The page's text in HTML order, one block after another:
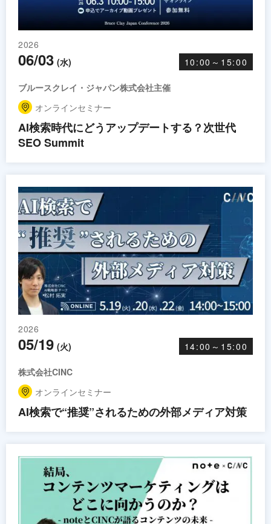
2026
06/03 (水) 10:00～15:00
ブルースクレイ・ジャパン株式会社主催
オンラインセミナー
AI検索時代にどうアップデートする？次世代
SEO Summit
2026
05/19 (火) 14:00～15:00
株式会社CINC
オンラインセミナー
AI検索で“推奨”されるための外部メディア対策